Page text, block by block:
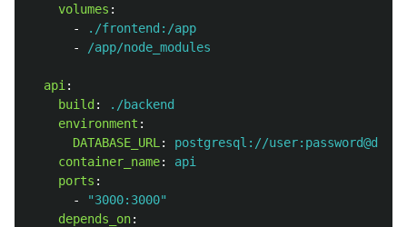
volumes :
-
./frontend:/app
-
/app/node_modules
api :
build :
./backend
environment :
DATABASE_URL :
postgresql://
container_name:
api
ports :
-
"3000:3000"
depends_on: